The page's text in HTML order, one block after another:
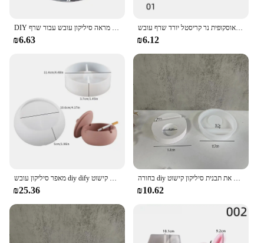
₪6.63
סטריאוסקופית נר קריסטל יורד שרף עובש diy נר gypsum סיליקון עובש קישוט הבית קישוט אחסון
₪6.12
₪25.36 ₪10.62